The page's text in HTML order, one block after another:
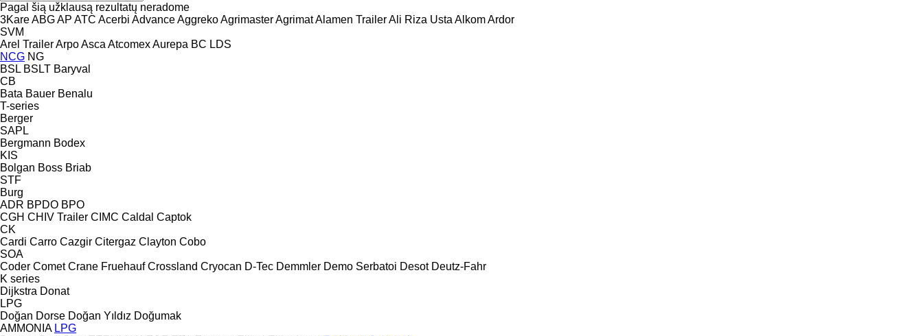
Pagal šią užklausą rezultatų neradome
3KareABGAP ATC Acerbi AdvanceAggrekoAgrimasterAgrimatAlamen TrailerAli Riza Usta AlkomArdor
SVM
Arel TrailerArpoAsca AtcomexAurepa BC LDS
NCG NG
BSL BSLT Baryval
CB
Bata Bauer Benalu
T-series
Berger
SAPL
Bergmann Bodex
KIS
Bolgan Boss Briab
STF
Burg
ADR BPDO BPO
CGH CHIV Trailer CIMC Caldal Captok
CK
Cardi Carro Cazgir Citergaz Clayton Cobo
SOA
Coder Comet Crane Fruehauf Crossland Cryocan D-Tec Demmler Demo Serbatoi Desot Deutz-Fahr
K series
Dijkstra Donat
LPG
Doğan Dorse Doğan Yıldız Doğumak
AMMONIA LPG